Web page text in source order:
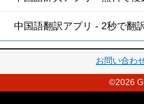
中国語翻訳アプリ - 2秒で翻
お問い合わ
©2026